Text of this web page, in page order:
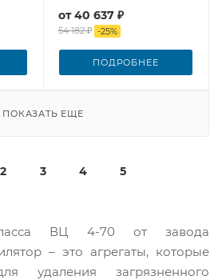
от40 637 ₽
54 182 ₽ -25%
ПОДРОБНЕЕ
ПОКАЗАТЬ ЕЩЕ
2 3 4 5
ВЦ 4-70 от завода
– это агрегаты, которые
удаления загрязненного